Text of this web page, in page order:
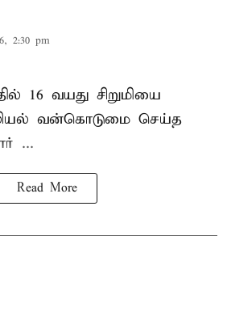
2:30 pm
16 வயது சிறுமியை
வன்கொடுமை செய்த
...
Read More